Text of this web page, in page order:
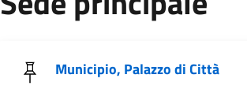
Municipio, Palazzo di Città